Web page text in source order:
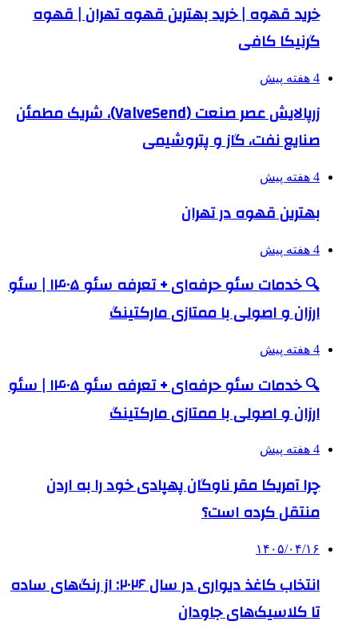
خرید قهوه | خرید بهترین قهوه تهران | قهوه
گرنیکا کافی
4 هفته پیش
زرپالایش عصر صنعت (ValveSend)، شریک مطمئن
صنایع نفت، گاز و پتروشیمی
4 هفته پیش
بهترین قهوه در تهران
4 هفته پیش
🔍 خدمات سئو حرفه‌ای + تعرفه سئو ۱۴۰۵ | سئو
ارزان و اصولی با ممتازی مارکتینگ
4 هفته پیش
🔍 خدمات سئو حرفه‌ای + تعرفه سئو ۱۴۰۵ | سئو
ارزان و اصولی با ممتازی مارکتینگ
4 هفته پیش
چرا آمریکا مقر ناوگان پهپادی خود را به اردن
منتقل کرده است؟
۱۴۰۵/۰۴/۱۶
انتخاب کاغذ دیواری در سال ۲۰۲۶: از رنگ‌های ساده
تا کلاسیک‌های جاودان